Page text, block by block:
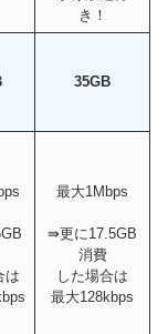
き！
35GB
は
最大1Mbps
⇛更に17.5GB
消費
した場合は
最大128kbps